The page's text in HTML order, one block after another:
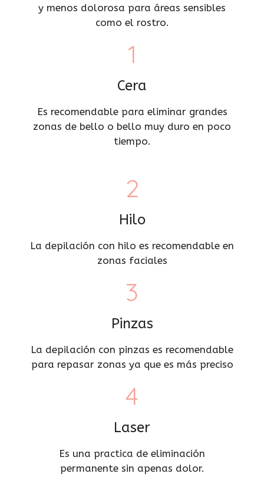
y menos dolorosa para áreas sensibles
como el rostro.
1
Cera
Es recomendable para eliminar grandes
zonas de bello o bello muy duro en poco
tiempo.
2
Hilo
La depilación con hilo es recomendable en
zonas faciales
3
Pinzas
La depilación con pinzas es recomendable
para repasar zonas ya que es más preciso
4
Laser
Es una practica de eliminación
permanente sin apenas dolor.